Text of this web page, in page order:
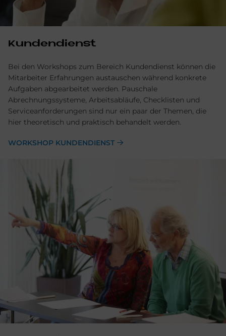
Kundendienst
Bei den Workshops zum Bereich Kundendienst können die
Mitarbeiter Erfahrungen austauschen während konkrete
Aufgaben abgearbeitet werden. Pauschale
Abrechnungssysteme, Arbeitsabläufe, Checklisten und
Serviceanforderungen sind nur ein paar der Themen, die
hier theoretisch und praktisch behandelt werden.
WORKSHOP KUNDENDIENST